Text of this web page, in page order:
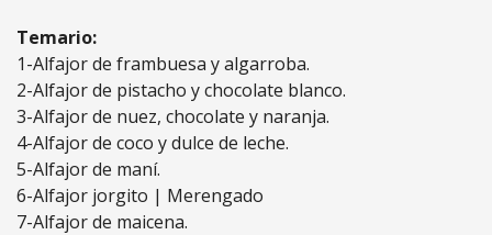
Temario:
1-Alfajor de frambuesa y algarroba.
2-Alfajor de pistacho y chocolate blanco.
3-Alfajor de nuez, chocolate y naranja.
4-Alfajor de coco y dulce de leche.
5-Alfajor de maní.
6-Alfajor jorgito | Merengado
7-Alfajor de maicena.